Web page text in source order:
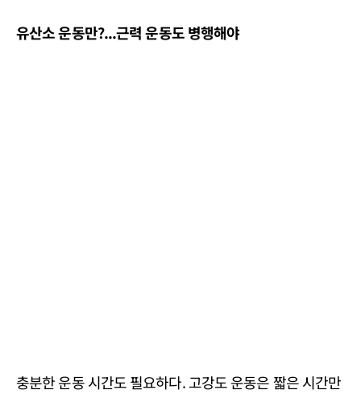
유산소 운동만?...근력 운동도 병행해야
충분한 운동 시간도 필요하다. 고강도 운동은 짧은 시간만